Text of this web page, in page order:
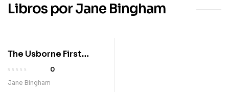
Libros por Jane Bingham
The Usborne First
Illustrated English
Dictionary a
0
Jane Bingham